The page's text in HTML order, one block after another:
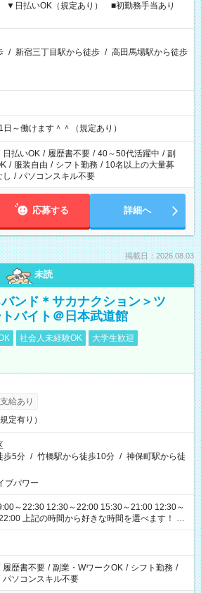
▼日払いOK（規定あり） ■初勤務手当あり
/ 新宿三丁目駅から徒歩 / 高田馬場駅から徒歩
～働けます＾＾（規定あり）
日払いOK / 履歴書不要 / 40～50代活躍中 / 副
/ 服装自由 / シフト勤務 / 10名以上の大量募
し / パソコンスキル不要
応募する 詳細へ
掲載日：2026.08.03
未読
ンド＊サカナクション＞ツ
バイト＠日本武道館
社会人未経験OK
大学生歓迎
給あり
定有り）
歩5分 / 竹橋駅から徒歩10分 / 神保町駅から徒
ブパワー
～22:30 12:30～22:00 15:30～21:00 12:30～
を選べます！ ※
る可能性があります
履歴書不要 / 副業・WワークOK / シフト勤務 /
パソコンスキル不要